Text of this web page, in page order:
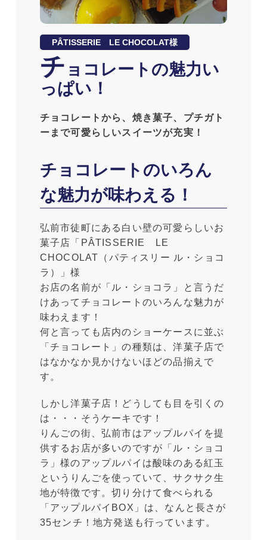
PÂTISSERIE LE CHOCOLAT様
チ ョコレートの魅力い
っぱい！
チョコレートから、焼き菓子、プチガト
ーまで可愛らしいスイーツが充実！
チョコレートのいろん
な魅力が味わえる！
弘前市徒町にある白い壁の可愛らしいお
菓子店「PÂTISSERIE LE
CHOCOLAT（パティスリー ル・ショコ
ラ）」様
お店の名前が「ル・ショコラ」と言うだ
けあってチョコレートのいろんな魅力が
味わえます！
何と言っても店内のショーケースに並ぶ
「チョコレート」の種類は、洋菓子店で
はなかなか見かけないほどの品揃えで
す。
しかし洋菓子店！どうしても目を引くの
は・・・そうケーキです！
りんごの街、弘前市はアップルパイを提
供するお店が多いのですが「ル・ショコ
ラ」様のアップルパイは酸味のある紅玉
というりんごを使っていて、サクサク生
地が特徴です。切り分けて食べられる
「アップルパイBOX」は、なんと⾧さが
35センチ！地方発送も行っています。